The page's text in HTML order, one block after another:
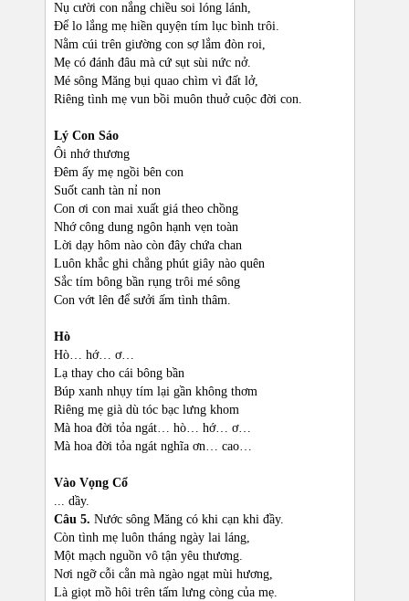
Nụ cười con nắng chiều soi lóng lánh,
Để lo lắng mẹ hiền quyện tím lục bình trôi.
Nằm cúi trên giường con sợ lắm đòn roi,
Mẹ có đánh đâu mà cứ sụt sùi nức nở.
Mé sông Măng bụi quao chìm vì đất lở,
Riêng tình mẹ vun bồi muôn thuở cuộc đời con.
Lý Con Sáo
Ôi nhớ thương
Đêm ấy mẹ ngồi bên con
Suốt canh tàn nỉ non
Con ơi con mai xuất giá theo chồng
Nhớ công dung ngôn hạnh vẹn toàn
Lời dạy hôm nào còn đây chứa chan
Luôn khắc ghi chẳng phút giây nào quên
Sắc tím bông bần rụng trôi mé sông
Con vớt lên để sưởi ấm tình thâm.
Hò
Hò… hớ… ơ…
Lạ thay cho cái bông bần
Búp xanh nhụy tím lại gần không thơm
Riêng mẹ già dù tóc bạc lưng khom
Mà hoa đời tỏa ngát… hò… hớ… ơ…
Mà hoa đời tỏa ngát nghĩa ơn… cao…
Vào Vọng Cổ
... dầy.
Câu 5. Nước sông Măng có khi cạn khi đầy.
Còn tình mẹ luôn tháng ngày lai láng,
Một mạch nguồn vô tận yêu thương.
Nơi ngỡ cỗi cằn mà ngào ngạt mùi hương,
Là giọt mồ hôi trên tấm lưng còng của mẹ.